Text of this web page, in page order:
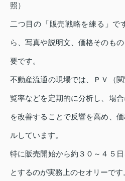
照）
二つ目の「販売戦略を練る」で
ら、写真や説明文、価格そのも
要です。
不動産流通の現場では、ＰＶ（
覧率などを定期的に分析し、場
を改善することで反響を高め、
ルしています。
特に販売開始から約３０～４５
とするのが実務上のセオリーです